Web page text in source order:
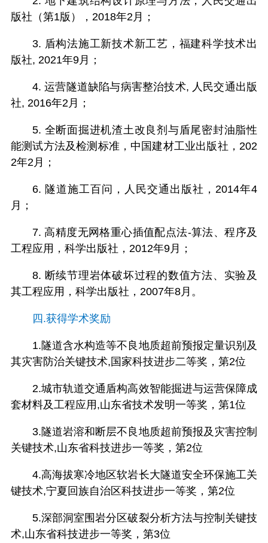
版社（第1版），2018年2月；
3. 盾构法施工新技术新工艺，福建科学技术出
版社, 2021年9月；
4. 运营隧道缺陷与病害整治技术, 人民交通出版
社, 2016年2月；
5. 全断面掘进机渣土改良剂与盾尾密封油脂性
能测试方法及检测标准，中国建材工业出版社，202
2年2月；
6. 隧道施工百问，人民交通出版社，2014年4
月；
7. 高精度无网格重心插值配点法-算法、程序及
工程应用，科学出版社，2012年9月；
8. 断续节理岩体破坏过程的数值方法、实验及
其工程应用，科学出版社，2007年8月。
四.获得学术奖励
1.隧道含水构造等不良地质超前预报定量识别及
其灾害防治关键技术,国家科技进步二等奖，第2位
2.城市轨道交通盾构高效智能掘进与运营保障成
套材料及工程应用,山东省技术发明一等奖，第1位
3.隧道岩溶和断层不良地质超前预报及灾害控制
关键技术,山东省科技进步一等奖，第2位
4.高海拔寒冷地区软岩长大隧道安全环保施工关
键技术,宁夏回族自治区科技进步一等奖，第2位
5.深部洞室围岩分区破裂分析方法与控制关键技
术,山东省科技进步一等奖，第3位